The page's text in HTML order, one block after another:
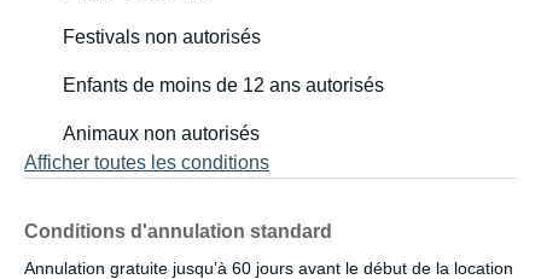
Festivals non autorisés
Enfants de moins de 12 ans autorisés
Animaux non autorisés
Afficher toutes les conditions
Conditions d'annulation standard
Annulation gratuite jusqu’à 60 jours avant le début de la location